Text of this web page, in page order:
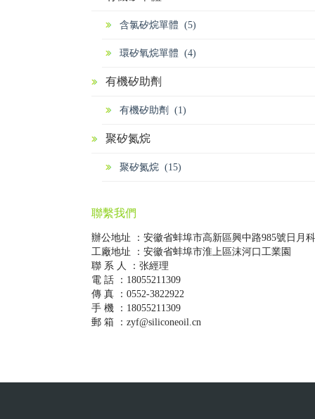
含氯矽烷單體 (5)
環矽氧烷單體 (4)
有機矽助劑
有機矽助劑 (1)
聚矽氮烷
聚矽氮烷 (15)
聯繫我們
辦公地址 ：安徽省蚌埠市高新區興中路985號日月
工廠地址 ：安徽省蚌埠市淮上區沫河口工業園
聯 系 人 ：张經理
電 話 ：18055211309
傳 真 ：0552-3822922
手 機 ：18055211309
郵 箱 ：zyf@siliconeoil.cn